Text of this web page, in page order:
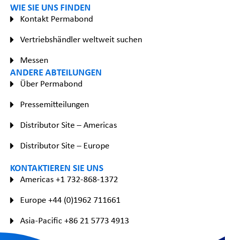
WIE SIE UNS FINDEN
Kontakt Permabond
Vertriebshändler weltweit suchen
Messen
ANDERE ABTEILUNGEN
Über Permabond
Pressemitteilungen
Distributor Site – Americas
Distributor Site – Europe
KONTAKTIEREN SIE UNS
Americas +1 732-868-1372
Europe +44 (0)1962 711661
Asia-Pacific +86 21 5773 4913